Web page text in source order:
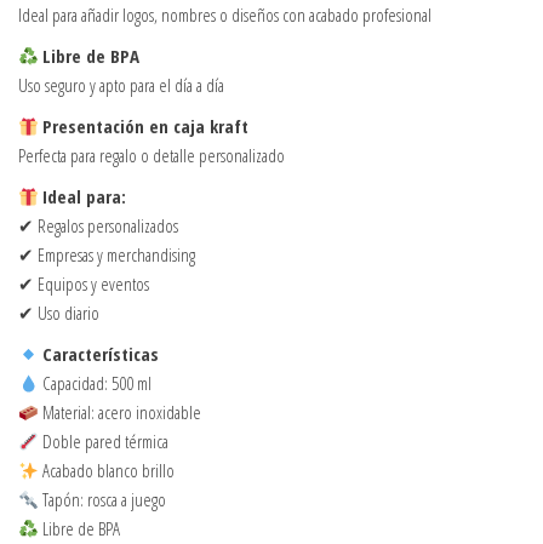
Ideal para añadir logos, nombres o diseños con acabado profesional
Libre de BPA
Uso seguro y apto para el día a día
Presentación en caja kraft
Perfecta para regalo o detalle personalizado
Ideal para:
✔ Regalos personalizados
✔ Empresas y merchandising
✔ Equipos y eventos
✔ Uso diario
Características
Capacidad: 500 ml
Material: acero inoxidable
Doble pared térmica
Acabado blanco brillo
Tapón: rosca a juego
Libre de BPA